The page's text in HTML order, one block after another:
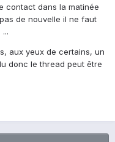
contact dans la matinée
de nouvelle il ne faut
aux yeux de certains, un
donc le thread peut être